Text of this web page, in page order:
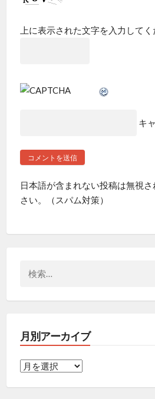
上に表示された文字を入力してく
キ
日本語が含まれない投稿は無視
さい。（スパム対策）
索:
月別アーカイブ
月